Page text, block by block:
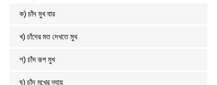
ক) চাঁদ মুখ যার
খ) চাঁদের মত দেখতে মুখ
গ) চাঁদ রূপ মুখ
ঘ) চাঁদ মুখের ন্যায়